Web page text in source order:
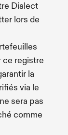
Dialect
lors de
ce registre
la
via le
sera pas
comme